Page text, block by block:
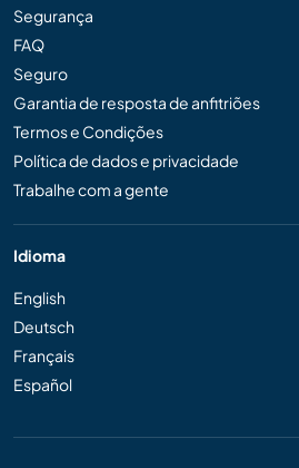
Segurança
FAQ
Seguro
Garantia de resposta de anfitriões
Termos e Condições
Política de dados e privacidade
Trabalhe com a gente
Idioma
English
Deutsch
Français
Español